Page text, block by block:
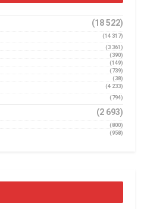
(18 522)
(14 317)
(3 361)
(390)
(149)
(739)
(38)
(4 233)
(794)
(2 693)
(800)
(958)